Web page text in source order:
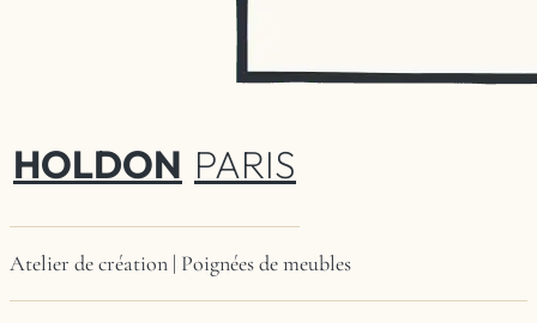
HOLDON PARIS
Atelier de création | Poignées de meubles